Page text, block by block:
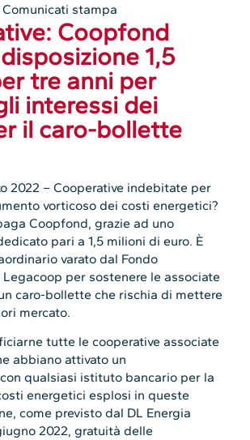
Comunicati stampa
Coopfond
1,5
tre anni per
interessi dei
il caro-bollette
2022 – Cooperative indebitate per
vorticoso dei costi energetici?
Coopfond, grazie ad uno
pari a 1,5 milioni di euro. È
varato dal Fondo
per sostenere le associate
caro-bollette che rischia di mettere
mercato.
tutte le cooperative associate
abbiano attivato un
qualsiasi istituto bancario per la
energetici esplosi in queste
come previsto dal DL Energia
2022, gratuità delle